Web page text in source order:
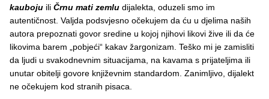
kauboju ili Črnu mati zemlu dijalekta, oduzeli smo im
autentičnost. Valjda podsvjesno očekujem da ću u djelima naših
autora prepoznati govor sredine u kojoj njihovi likovi žive ili da će
likovima barem „pobjeći“ kakav žargonizam. Teško mi je zamisliti
da ljudi u svakodnevnim situacijama, na kavama s prijateljima ili
unutar obitelji govore književnim standardom. Zanimljivo, dijalekt
ne očekujem kod stranih pisaca.